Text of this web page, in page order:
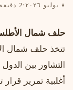
٨ يوليو ٢٠٢٦ ·2 دقيقة قراءة
حلف شمال
تتخذ حلف شمال
التشاور بين
أغلبية تمرير